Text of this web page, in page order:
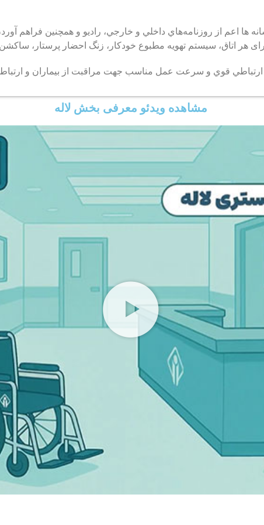
ها اعم از روزنامه‌هاي داخلي و خارجي، راديو و همچنين فراهم
هر اتاق، سيستم تهويه مطبوع خودکار، زنگ احضار پرستار،
ارتباطي قوي و سرعت عمل مناسب جهت مراقبت از بيماران و
مشاهده ویدئو معرفی بخش لاله